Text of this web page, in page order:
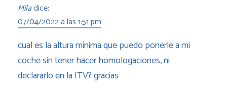
Miladice:
07/04/2022 a las 1:51 pm
cual es la altura mínima que puedo ponerle a mi
coche sin tener hacer homologaciones, ni
declararlo en la ITV? gracias